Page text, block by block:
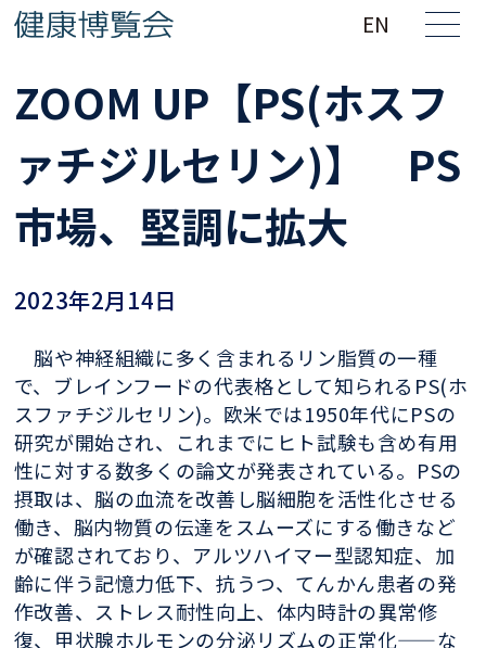
EN
ZOOM UP【PS(ホスフ
ァチジルセリン)】 PS
市場、堅調に拡大
2023年2月14日
脳や神経組織に多く含まれるリン脂質の一種
で、ブレインフードの代表格として知られるPS(ホ
スファチジルセリン)。欧米では1950年代にPSの
研究が開始され、これまでにヒト試験も含め有用
性に対する数多くの論文が発表されている。PSの
摂取は、脳の血流を改善し脳細胞を活性化させる
働き、脳内物質の伝達をスムーズにする働きなど
が確認されており、アルツハイマー型認知症、加
齢に伴う記憶力低下、抗うつ、てんかん患者の発
作改善、ストレス耐性向上、体内時計の異常修
復、甲状腺ホルモンの分泌リズムの正常化——な